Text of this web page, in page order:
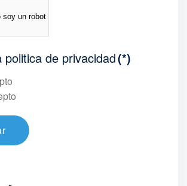
soy un robot
politica de privacidad(*)